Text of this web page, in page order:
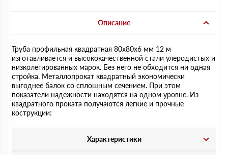
Описание
Труба профильная квадратная 80х80х6 мм 12 м
изготавливается и высококачественной стали улеродистых и
низколегированных марок. Без него не обходится ни одная
стройка. Металлопрокат квадратный экономически
выгоднее балок со сплошным сечением. При этом
показатели надежности находятся на одном уровне. Из
квадратного проката получаются легкие и прочные
кострукции:
Характеристики